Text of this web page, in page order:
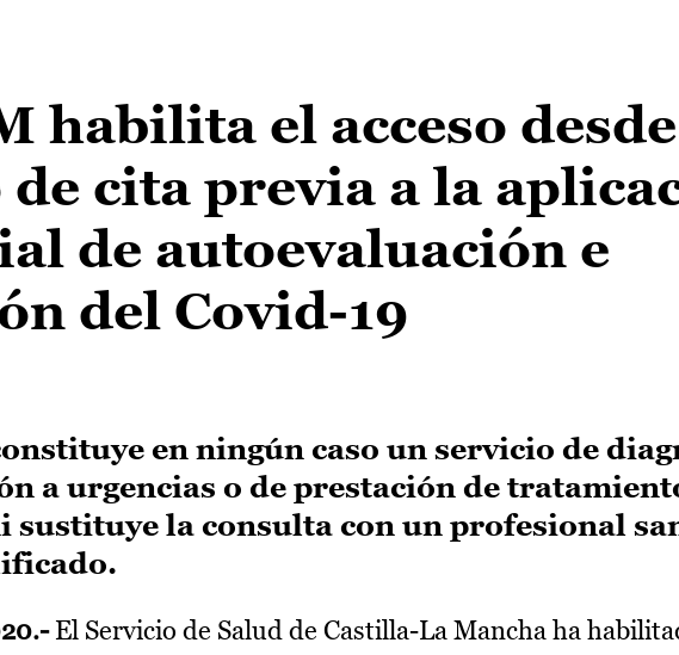
habilita el acceso
de cita previa a la
de autoevaluación e
del Covid-19
en ningún caso un servicio de
a urgencias o de prestación de
sustituye la consulta con un profesional
El Servicio de Salud de Castilla-La Mancha ha